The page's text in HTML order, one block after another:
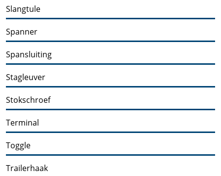
Slangtule
Spanner
Spansluiting
Stagleuver
Stokschroef
Terminal
Toggle
Trailerhaak